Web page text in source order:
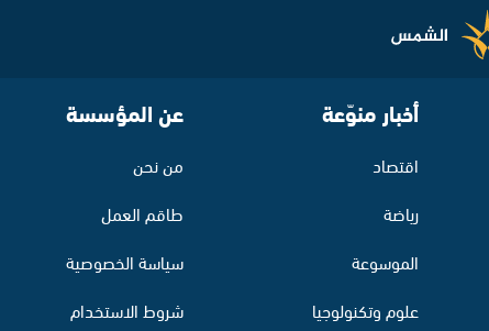
أخبار منوّعة
اقتصاد
رياضة
الموسوعة
علوم وتكنولوجيا
عن المؤسسة
من نحن
طاقم العمل
سياسة الخصوصية
شروط الاستخدام